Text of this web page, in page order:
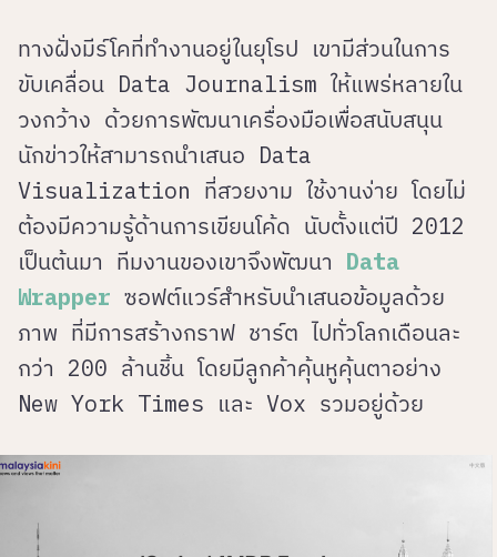
ทางฝั่งมีร์โคที่ทำงานอยู่ในยุโรป เขามีส่วนในการ
ขับเคลื่อน Data Journalism ให้แพร่หลายใน
วงกว้าง ด้วยการพัฒนาเครื่องมือเพื่อสนับสนุน
นักข่าวให้สามารถนำเสนอ Data
Visualization ที่สวยงาม ใช้งานง่าย โดยไม่
ต้องมีความรู้ด้านการเขียนโค้ด นับตั้งแต่ปี 2012
เป็นต้นมา ทีมงานของเขาจึงพัฒนา Data
Wrapper ซอฟต์แวร์สำหรับนำเสนอข้อมูลด้วย
ภาพ ที่มีการสร้างกราฟ ชาร์ต ไปทั่วโลกเดือนละ
กว่า 200 ล้านชิ้น โดยมีลูกค้าคุ้นหูคุ้นตาอย่าง
New York Times และ Vox รวมอยู่ด้วย